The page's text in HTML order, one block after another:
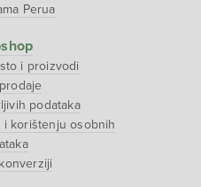
Perua
i proizvodi
podataka
i korištenju osobnih